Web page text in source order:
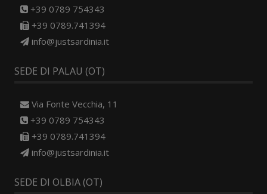
+39 0789 754343
+39 0789.741394
info@justsardinia.it
SEDE DI PALAU (OT)
Via Fonte Vecchia, 11
+39 0789 754343
+39 0789.741394
info@justsardinia.it
SEDE DI OLBIA (OT)